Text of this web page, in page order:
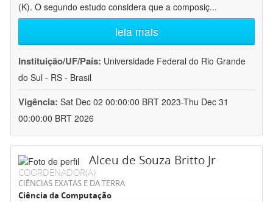
(K). O segundo estudo considera que a composiç...
leia mais
Instituição/UF/País: Universidade Federal do Rio Grande
do Sul - RS - Brasil
Vigência: Sat Dec 02 00:00:00 BRT 2023-Thu Dec 31
00:00:00 BRT 2026
Alceu de Souza Britto Jr
COORDENADOR(A)
CIÊNCIAS EXATAS E DA TERRA
Ciência da Computação